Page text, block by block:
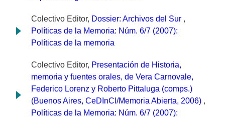
Colectivo Editor, Dossier: Archivos del Sur ,
Políticas de la Memoria: Núm. 6/7 (2007):
Políticas de la memoria
Colectivo Editor, Presentación de Historia,
memoria y fuentes orales, de Vera Carnovale,
Federico Lorenz y Roberto Pittaluga (comps.)
(Buenos Aires, CeDInCI/Memoria Abierta, 2006) ,
Políticas de la Memoria: Núm. 6/7 (2007):